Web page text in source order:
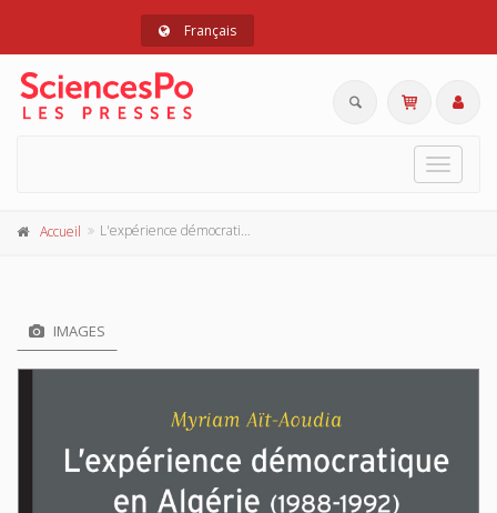
Français
Toggle
Accueil L'expérience démocratique en Algérie (1988-1992)
IMAGES